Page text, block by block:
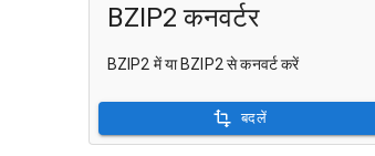
BZIP2 कनवर्टर
BZIP2 में या BZIP2 से कनवर्ट करें
बदलें